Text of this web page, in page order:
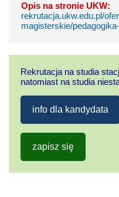
Opis na stronie UKW:
rekrutacja.ukw.edu.pl/
magisterskie/
Rekrutacja na studia
natomiast na studia
info dla kandydata
zapisz się